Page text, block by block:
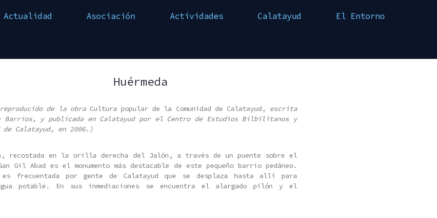
Actualidad Asociación Actividades Calatayud El Entorno
Huérmeda
de la obra Cultura popular de la Comunidad de Calatayud , escrita
Barrios, y publicada en Calatayud por el Centro de Estudios Bilbilitanos y
de Calatayud, en 2006.)
recostada en la orilla derecha del Jalón, a través de un puente sobre el
Gil Abad es el monumento más destacable de este pequeño barrio pedáneo.
es frecuentada por gente de Calatayud que se desplaza hasta allí para
potable. En sus inmediaciones se encuentra el alargado pilón y el